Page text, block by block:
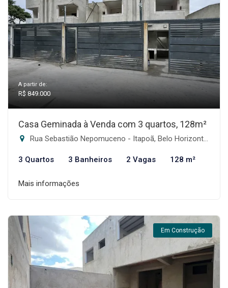
A partir de:
R$ 849.000
Casa Geminada à Venda com 3 quartos, 128m²
Rua Sebastião Nepomuceno - Itapoã, Belo Horizonte-MG
3 Quartos 3 Banheiros 2 Vagas 128 m²
Mais informações
Em Construção